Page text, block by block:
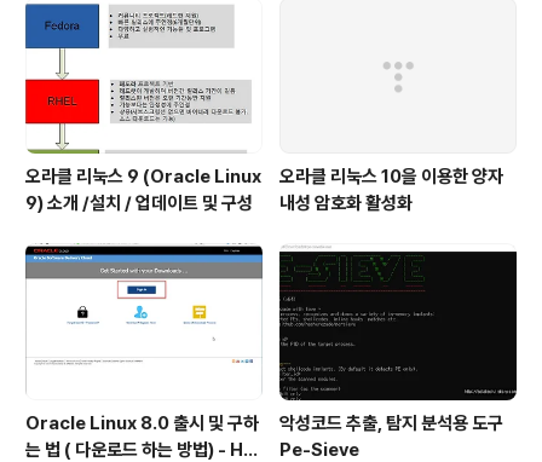
오라클 리눅스 9 (Oracle Linux
9) 소개 /설치 / 업데이트 및 구성
오라클 리눅스 10을 이용한 양자
내성 암호화 활성화
Oracle Linux 8.0 출시 및 구하
는 법 ( 다운로드 하는 방법) - Ho
악성코드 추출, 탐지 분석용 도구
Pe-Sieve